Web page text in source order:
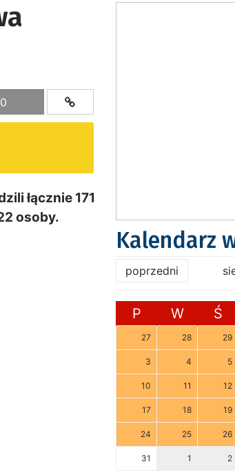
0
łącznie 171
osoby.
Kalendarz
poprzedni
P W Ś
27 28 29
3 4 5
10 11 12
17 18 19
24 25 26
31 1 2